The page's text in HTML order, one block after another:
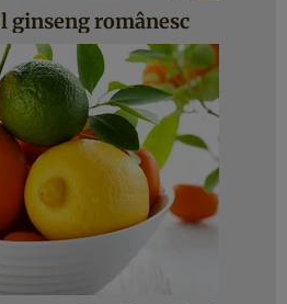
ginseng românesc